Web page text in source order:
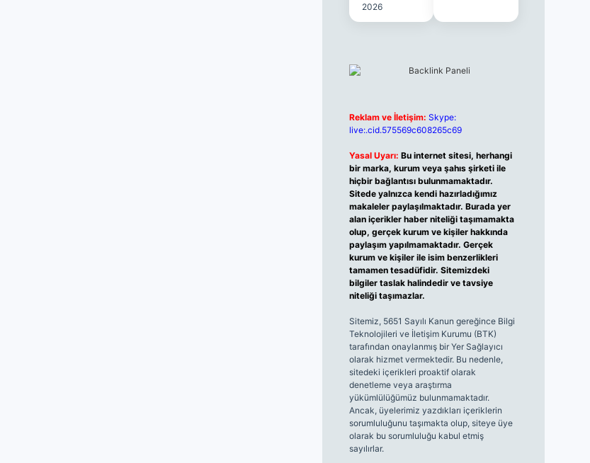
2026
Reklam ve İletişim: Skype:
live:.cid.575569c608265c69
Yasal Uyarı: Bu internet sitesi, herhangi
bir marka, kurum veya şahıs şirketi ile
hiçbir bağlantısı bulunmamaktadır.
Sitede yalnızca kendi hazırladığımız
makaleler paylaşılmaktadır. Burada yer
alan içerikler haber niteliği taşımamakta
olup, gerçek kurum ve kişiler hakkında
paylaşım yapılmamaktadır. Gerçek
kurum ve kişiler ile isim benzerlikleri
tamamen tesadüfidir. Sitemizdeki
bilgiler taslak halindedir ve tavsiye
niteliği taşımazlar.
Sitemiz, 5651 Sayılı Kanun gereğince Bilgi
Teknolojileri ve İletişim Kurumu (BTK)
tarafından onaylanmış bir Yer Sağlayıcı
olarak hizmet vermektedir. Bu nedenle,
sitedeki içerikleri proaktif olarak
denetleme veya araştırma
yükümlülüğümüz bulunmamaktadır.
Ancak, üyelerimiz yazdıkları içeriklerin
sorumluluğunu taşımakta olup, siteye üye
olarak bu sorumluluğu kabul etmiş
sayılırlar.